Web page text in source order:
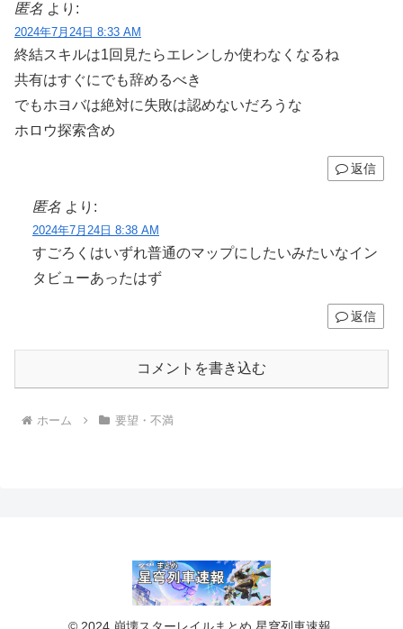
匿名 より:
2024年7月24日 8:33 AM
終結スキルは1回見たらエレンしか使わなくなるね
共有はすぐにでも辞めるべき
でもホヨバは絶対に失敗は認めないだろうな
ホロウ探索含め
返信
匿名 より:
2024年7月24日 8:38 AM
すごろくはいずれ普通のマップにしたいみたいなイン
タビューあったはず
返信
コメントを書き込む
ホーム 要望・不満